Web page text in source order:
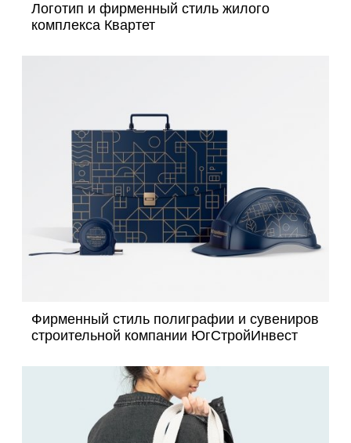
Логотип и фирменный стиль жилого
комплекса Квартет
Фирменный стиль полиграфии и сувениров
строительной компании ЮгСтройИнвест